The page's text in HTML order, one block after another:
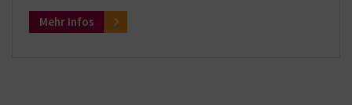
Mehr Infos